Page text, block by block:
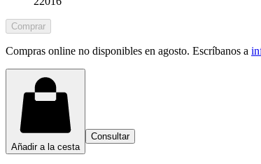
Comprar
Compras online no disponibles en agosto. Escríbanos a
Añadir a la cesta
Consultar